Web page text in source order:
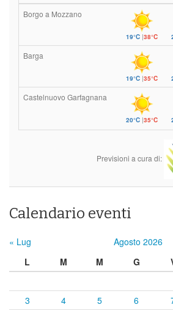
Borgo a Mozzano
19°C |38°C
Barga
19°C |35°C
Castelnuovo Garfagnana
20°C |35°C
Previsioni a cura di:
Calendario eventi
« Lug Agosto 2026
L
M M G
3
4 5 6